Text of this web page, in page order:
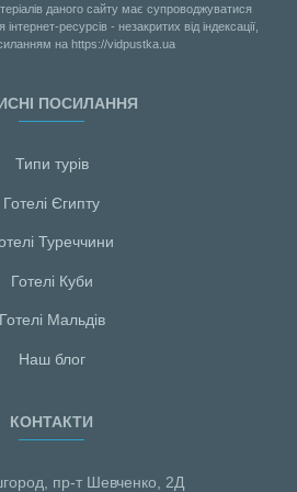
даного сайту має супроводжуватися
ресурсів - незакритих від індексації,
на https://vidpustka.ua
ПОСИЛАННЯ
Типи турів
Готелі Єгипту
Туреччини
Готелі Куби
Готелі Мальдiв
Наш блог
КОНТАКТИ
пр-т Шевченко, 2Д